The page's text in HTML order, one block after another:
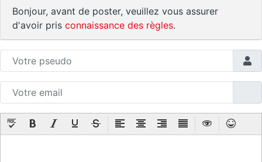
Bonjour, avant de poster, veuillez vous assurer
d'avoir pris connaissance des règles.